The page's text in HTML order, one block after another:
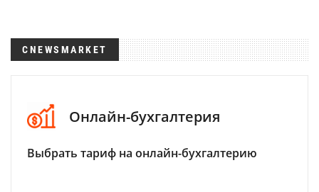
CNEWSMARKET
Онлайн-бухгалтерия
Выбрать тариф на онлайн-бухгалтерию